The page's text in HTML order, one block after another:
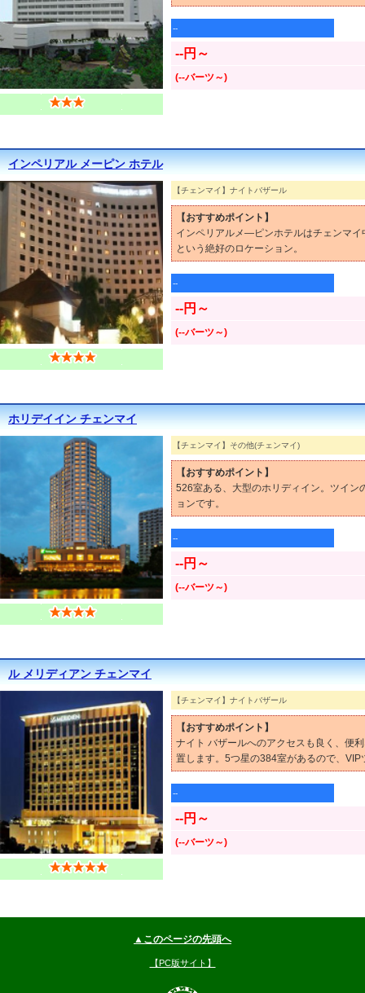
--
--円～
(--バーツ～)
インペリアル メーピン ホテル
【チェンマイ】ナイトバザール
【おすすめポイント】
インペリアルメ―ピンホテルはチェンマ
という絶好のロケーション。
--
--円～
(--バーツ～)
ホリデイイン チェンマイ
【チェンマイ】その他(チェンマイ)
【おすすめポイント】
526室ある、大型のホリディイン。ツイン
ョンです。
--
--円～
(--バーツ～)
ル メリディアン チェンマイ
【チェンマイ】ナイトバザール
【おすすめポイント】
ナイト バザールへのアクセスも良く、便
置します。5つ星の384室があるので、
--
--円～
(--バーツ～)
▲このページの先頭へ
【PC版サイト】